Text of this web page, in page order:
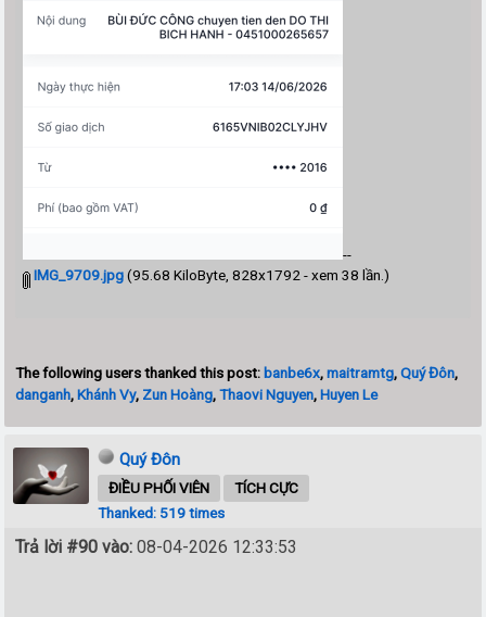
--
IMG_9709.jpg(95.68 KiloByte, 828x1792 - xem 38 lần.)
The following users thanked this post: banbe6x,maitramtg,Quý Đôn,
danganh,Khánh Vy, Zun Hoàng,Thaovi Nguyen,Huyen Le
Quý Đôn
ĐIỀU PHỐI VIÊN
TÍCH CỰC
Thanked: 519 times
Trả lời #90 vào: 08-04-2026 12:33:53